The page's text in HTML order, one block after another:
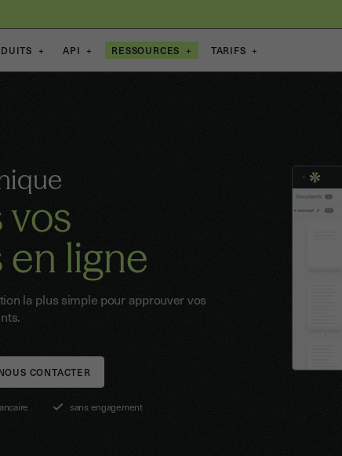
+ API + RESSOURCES + TARIFS +
vos
ligne
la plus simple pour approuver vos
CONTACTER
sans engagement